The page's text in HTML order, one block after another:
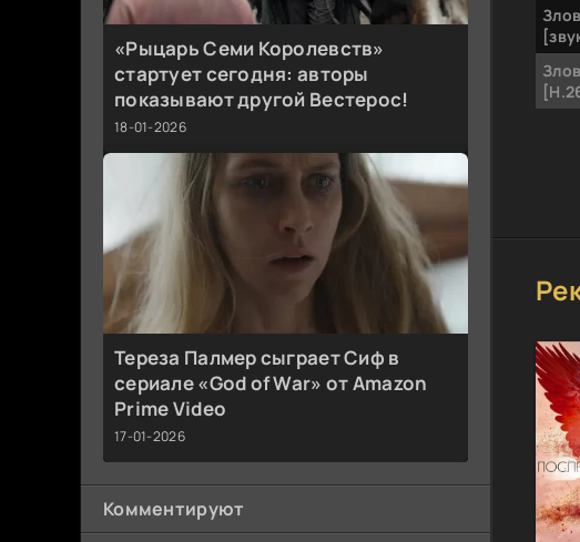
«Рыцарь Семи Королевств»
стартует сегодня: авторы
показывают другой Вестерос!
18-01-2026
Тереза Палмер сыграет Сиф в
сериале «God of War» от Amazon
Prime Video
17-01-2026
Комментируют